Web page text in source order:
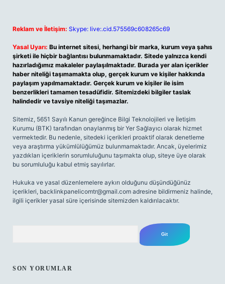
Reklam ve İletişim: Skype: live:.cid.575569c608265c69
Yasal Uyarı: Bu internet sitesi, herhangi bir marka, kurum veya şahıs
şirketi ile hiçbir bağlantısı bulunmamaktadır. Sitede yalnızca kendi
hazırladığımız makaleler paylaşılmaktadır. Burada yer alan içerikler
haber niteliği taşımamakta olup, gerçek kurum ve kişiler hakkında
paylaşım yapılmamaktadır. Gerçek kurum ve kişiler ile isim
benzerlikleri tamamen tesadüfidir. Sitemizdeki bilgiler taslak
halindedir ve tavsiye niteliği taşımazlar.
Sitemiz, 5651 Sayılı Kanun gereğince Bilgi Teknolojileri ve İletişim
Kurumu (BTK) tarafından onaylanmış bir Yer Sağlayıcı olarak hizmet
vermektedir. Bu nedenle, sitedeki içerikleri proaktif olarak denetleme
veya araştırma yükümlülüğümüz bulunmamaktadır. Ancak, üyelerimiz
yazdıkları içeriklerin sorumluluğunu taşımakta olup, siteye üye olarak
bu sorumluluğu kabul etmiş sayılırlar.
Hukuka ve yasal düzenlemelere aykırı olduğunu düşündüğünüz
içerikleri, backlinkpanelicomtr@gmail.com adresine bildirmeniz halinde,
ilgili içerikler yasal süre içerisinde sitemizden kaldırılacaktır.
SON YORUMLAR